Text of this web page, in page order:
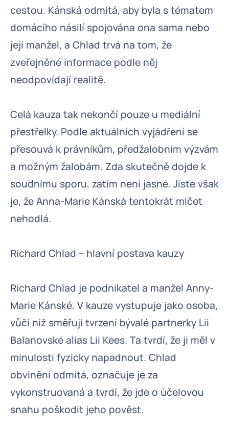
cestou. Kánská odmítá, aby byla s tématem
domácího násilí spojována ona sama nebo
její manžel, a Chlad trvá na tom, že
zveřejněné informace podle něj
neodpovídají realitě.
Celá kauza tak nekončí pouze u mediální
přestřelky. Podle aktuálních vyjádření se
přesouvá k právníkům, předžalobním výzvám
a možným žalobám. Zda skutečně dojde k
soudnímu sporu, zatím není jasné. Jisté však
je, že Anna-Marie Kánská tentokrát mlčet
nehodlá.
Richard Chlad – hlavní postava kauzy
Richard Chlad je podnikatel a manžel Anny-
Marie Kánské. V kauze vystupuje jako osoba,
vůči níž směřují tvrzení bývalé partnerky Lii
Balanovské alias Lii Kees. Ta tvrdí, že ji měl v
minulosti fyzicky napadnout. Chlad
obvinění odmítá, označuje je za
vykonstruovaná a tvrdí, že jde o účelovou
snahu poškodit jeho pověst.